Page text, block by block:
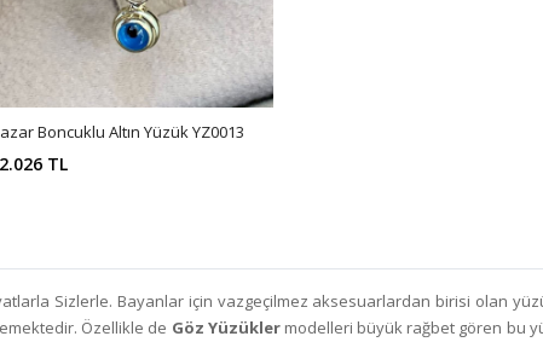
Boncuklu Altın Yüzük YZ0013
TL
Sizlerle. Bayanlar için vazgeçilmez aksesuarlardan birisi olan
Özellikle de Göz Yüzükler modelleri büyük rağbet gören bu